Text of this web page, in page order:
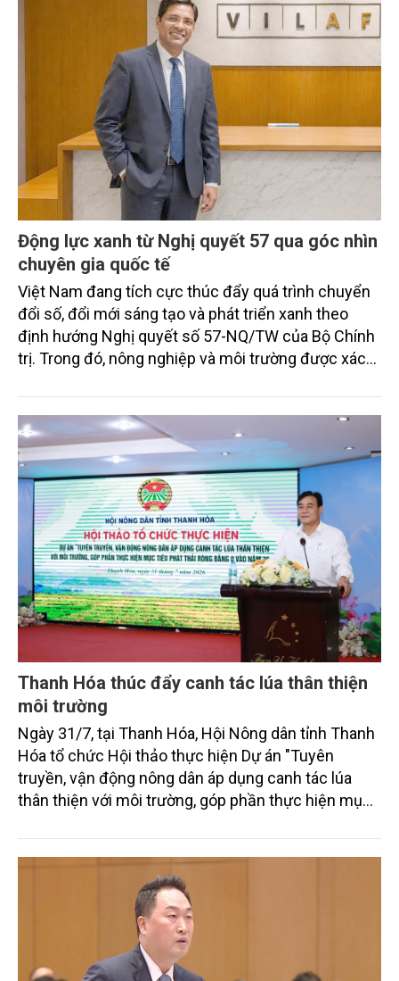
Động lực xanh từ Nghị quyết 57 qua góc nhìn
chuyên gia quốc tế
Việt Nam đang tích cực thúc đẩy quá trình chuyển
đổi số, đổi mới sáng tạo và phát triển xanh theo
định hướng Nghị quyết số 57-NQ/TW của Bộ Chính
trị. Trong đó, nông nghiệp và môi trường được xác
sắc bởi các tiến bộ công nghệ và cam kết bền vững
toàn cầu, đặc biệt là mục tiêu đưa phát thải ròng
bằng 0 (Net-Zero) vào năm 2050.
Thanh Hóa thúc đẩy canh tác lúa thân thiện
môi trường
Ngày 31/7, tại Thanh Hóa, Hội Nông dân tỉnh Thanh
Hóa tổ chức Hội thảo thực hiện Dự án "Tuyên
truyền, vận động nông dân áp dụng canh tác lúa
thân thiện với môi trường, góp phần thực hiện mục
trình thu hút sự tham gia của đông đảo đại biểu đến
từ các cơ quan quản lý nhà nước, đơn vị nghiên cứu,
doanh nghiệp, hợp tác xã và nông dân đang trực
tiếp triển khai mô hình sản xuất lúa phát thải thấp.